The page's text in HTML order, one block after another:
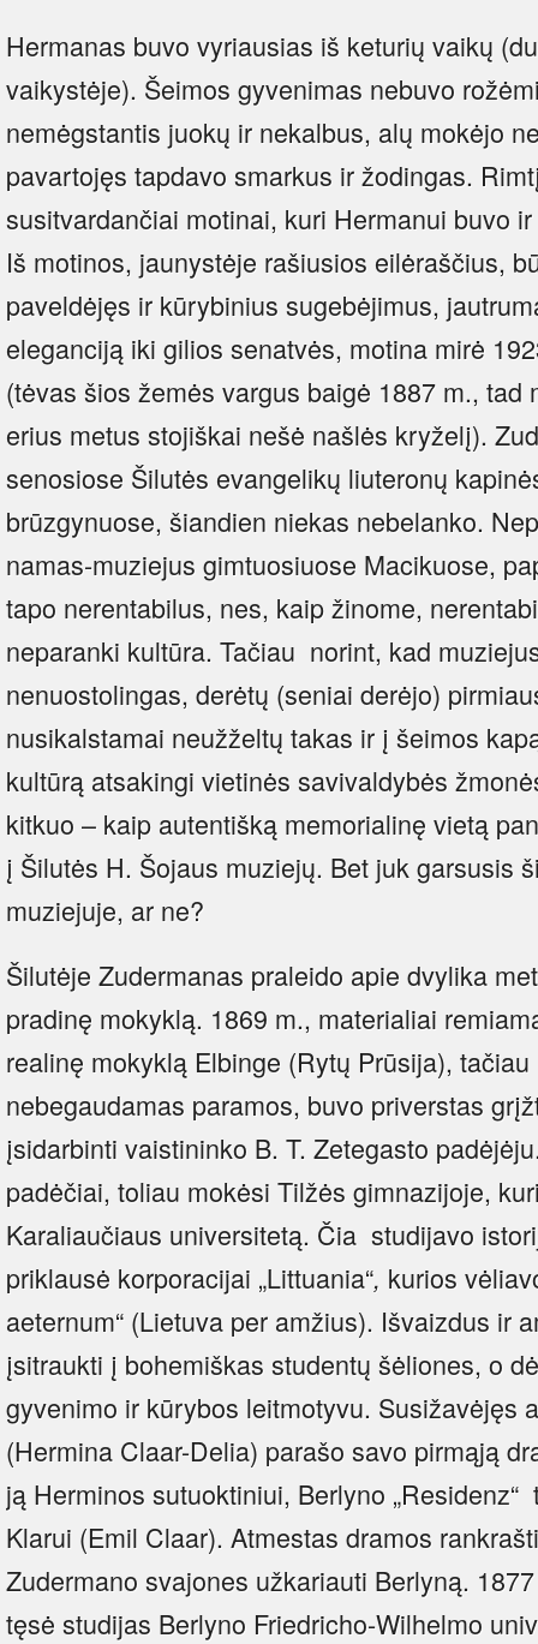
Hermanas buvo vyriausias iš keturių vaikų
vaikystėje). Šeimos gyvenimas nebuvo
nemėgstantis juokų ir nekalbus, alų mokėjo
pavartojęs tapdavo smarkus ir žodingas.
susitvardančiai motinai, kuri Hermanui buvo
Iš motinos, jaunystėje rašiusios eilėraščius,
paveldėjęs ir kūrybinius sugebėjimus,
eleganciją iki gilios senatvės, motina mirė
(tėvas šios žemės vargus baigė 1887 m., tad
erius metus stojiškai nešė našlės kryželį).
senosiose Šilutės evangelikų liuteronų
brūzgynuose, šiandien niekas nebelanko.
namas-muziejus gimtuosiuose Macikuose,
tapo nerentabilus, nes, kaip žinome,
neparanki kultūra. Tačiau norint, kad
nenuostolingas, derėtų (seniai derėjo)
nusikalstamai neužželtų takas ir į šeimos
kultūrą atsakingi vietinės savivaldybės
kitkuo – kaip autentišką memorialinę vietą
į Šilutės H. Šojaus muziejų. Bet juk garsusis
muziejuje, ar ne?
Šilutėje Zudermanas praleido apie dvylika
pradinę mokyklą. 1869 m., materialiai
realinę mokyklą Elbinge (Rytų Prūsija),
nebegaudamas paramos, buvo priverstas
įsidarbinti vaistininko B. T. Zetegasto
padėčiai, toliau mokėsi Tilžės gimnazijoje,
Karaliaučiaus universitetą. Čia studijavo
priklausė korporacijai „Littuania“, kurios
aeternum“ (Lietuva per amžius). Išvaizdus ir
įsitraukti į bohemiškas studentų šėliones, o
gyvenimo ir kūrybos leitmotyvu. Susižavėjęs
(Hermina Claar-Delia) parašo savo pirmąją
ją Herminos sutuoktiniui, Berlyno
Klarui (Emil Claar). Atmestas dramos
Zudermano svajones užkariauti Berlyną.
tęsė studijas Berlyno Friedricho-Wilhelmo